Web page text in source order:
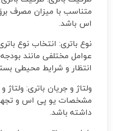
متناسب با میزان مصرف
اس باشد.
نوع باتری: انتخاب نوع
عوامل مختلفی مانند
انتظار و شرایط محیطی
ولتاژ و جریان باتری: ولتاژ
مشخصات یو پی اس و
داشته باشد.